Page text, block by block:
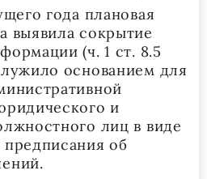
года плановая
выявила сокрытие
(ч. 1 ст. 8.5
основанием для
и
лиц в виде
об